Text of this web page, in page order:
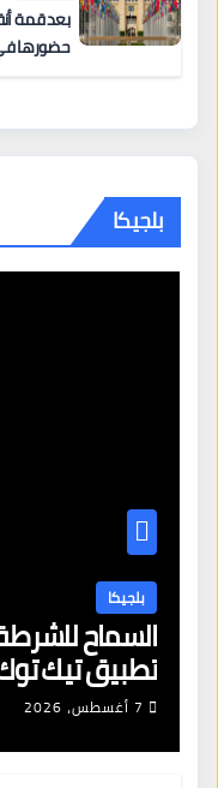
بعد قمة
حضورها
بلجيكا
بلجيكا
السماح
تطبيق تيك
7 أغسطس، 2026